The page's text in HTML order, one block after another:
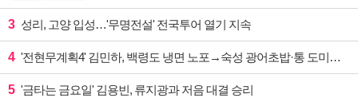
3 성리, 고양 입성…'무명전설' 전국투어 열기 지속
4 '전현무계획4' 김민하, 백령도 냉면 노포→숙성 광어초밥·통 도미찜 맛집 탐방
5 '금타는 금요일' 김용빈, 류지광과 저음 대결 승리